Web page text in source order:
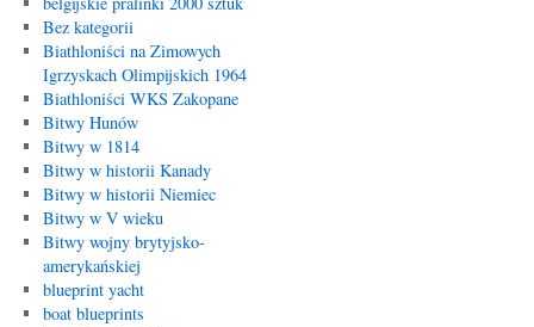
Bez kategorii
Biathloniści na Zimowych
Igrzyskach Olimpijskich 1964
Biathloniści WKS Zakopane
Bitwy Hunów
Bitwy w 1814
Bitwy w historii Kanady
Bitwy w historii Niemiec
Bitwy w V wieku
Bitwy wojny brytyjsko-
amerykańskiej
blueprint yacht
boat blueprints